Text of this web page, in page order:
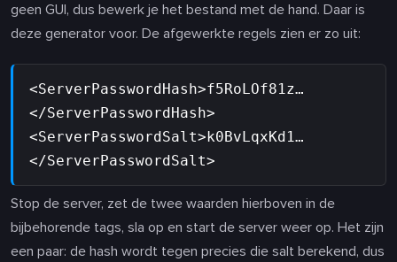
geen GUI, dus bewerk je het bestand met de hand. Daar is
deze generator voor. De afgewerkte regels zien er zo uit:
<ServerPasswordHash>f5RoLOf81z…
</ServerPasswordHash>
<ServerPasswordSalt>k0BvLqxKd1…
</ServerPasswordSalt>
Stop de server, zet de twee waarden hierboven in de
bijbehorende tags, sla op en start de server weer op. Het zijn
een paar: de hash wordt tegen precies die salt berekend, dus